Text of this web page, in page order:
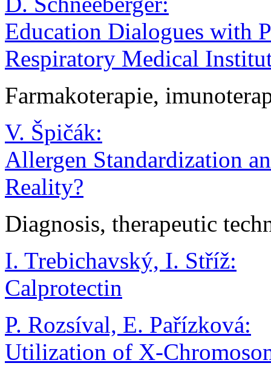
Education Dialogues with
Respiratory Medical
Farmakoterapie,
V. Špičák:
Allergen Standardization
Reality?
Diagnosis, therapeutic
I. Trebichavský, I. Stříž:
Calprotectin
P. Rozsíval, E. Pařízková:
Utilization of X-